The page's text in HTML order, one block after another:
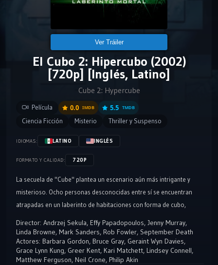
Ver Tráiler
El Cubo 2: Hipercubo (2002)
[720p] [Inglés, Latino]
Cube 2: Hypercube
Película 0.0 IMDB 5.5 TMDB
Ciencia Ficción Misterio Thriller y Suspenso
IDIOMAS: LATINO INGLÉS
FORMATO Y CALIDAD: 720P
La secuela de "Cube" plantea un escenario aún más intrigante y
misterioso. Ocho personas desconocidas entre sí se encuentran
atrapadas en un laberinto de habitaciones con forma de cubo,
característica: descubren que están en un "hypercubo", una cuarta
dimensión donde las reglas de la física no se aplican de la manera
habitual.
Director: Andrzej Sekula, Effy Papadopoulos, Jenny Murray,
Linda Browne, Mark Sanders, Rob Fowler, September Death
Actores: Barbara Gordon, Bruce Gray, Geraint Wyn Davies,
Grace Lynn Kung, Greer Kent, Kari Matchett, Lindsey Connell,
Matthew Ferguson, Neil Crone, Philip Akin